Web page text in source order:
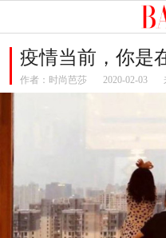
疫情当前，你是
作者： 时尚芭莎 2020-02-03